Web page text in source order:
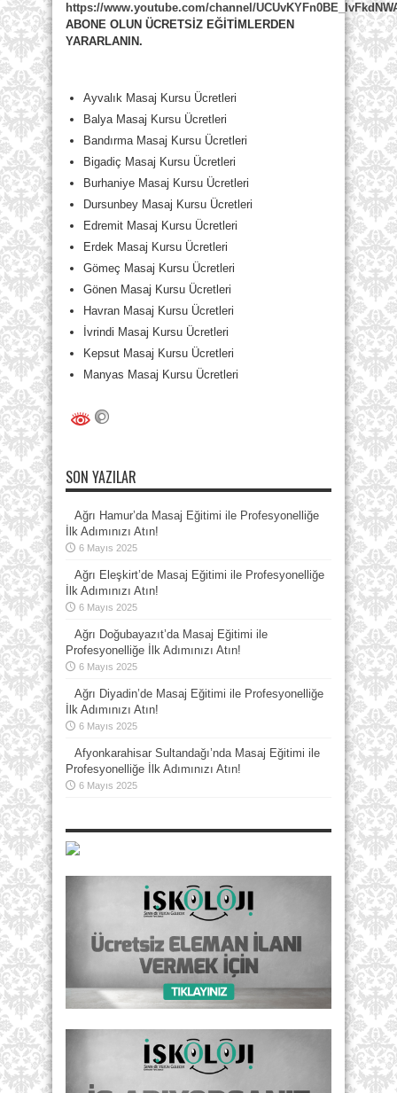
https://www.youtube.com/channel/
ABONE OLUN ÜCRETSİZ EĞİTİMLERDEN
YARARLANIN.
Ayvalık Masaj Kursu Ücretleri
Balya Masaj Kursu Ücretleri
Bandırma Masaj Kursu Ücretleri
Bigadiç Masaj Kursu Ücretleri
Burhaniye Masaj Kursu Ücretleri
Dursunbey Masaj Kursu Ücretleri
Edremit Masaj Kursu Ücretleri
Erdek Masaj Kursu Ücretleri
Gömeç Masaj Kursu Ücretleri
Gönen Masaj Kursu Ücretleri
Havran Masaj Kursu Ücretleri
İvrindi Masaj Kursu Ücretleri
Kepsut Masaj Kursu Ücretleri
Manyas Masaj Kursu Ücretleri
SON YAZILAR
Ağrı Hamur’da Masaj Eğitimi ile Profesyonelliğe
İlk Adımınızı Atın!
6 Mayıs 2025
Ağrı Eleşkirt’de Masaj Eğitimi ile Profesyonelliğe
İlk Adımınızı Atın!
6 Mayıs 2025
Ağrı Doğubayazıt’da Masaj Eğitimi ile
Profesyonelliğe İlk Adımınızı Atın!
6 Mayıs 2025
Ağrı Diyadin’de Masaj Eğitimi ile Profesyonelliğe
İlk Adımınızı Atın!
6 Mayıs 2025
Afyonkarahisar Sultandağı’nda Masaj Eğitimi ile
Profesyonelliğe İlk Adımınızı Atın!
6 Mayıs 2025